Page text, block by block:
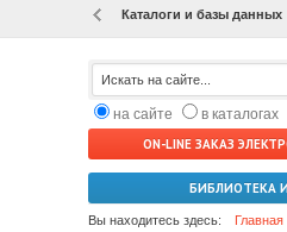
Каталоги и базы данных
на сайте
в каталогах
ON-LINE ЗАКАЗ
БИБЛИОТЕКА
Вы находитесь здесь: Главная